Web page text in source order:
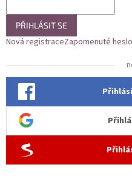
PŘIHLÁSIT SE
Nová registraceZapomenuté heslo